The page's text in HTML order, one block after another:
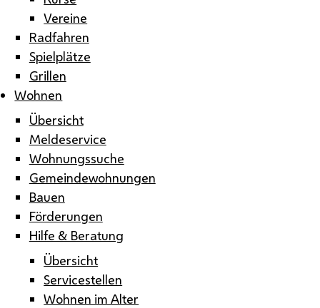
Vereine
Radfahren
Spielplätze
Grillen
Wohnen
Übersicht
Meldeservice
Wohnungssuche
Gemeindewohnungen
Bauen
Förderungen
Hilfe & Beratung
Übersicht
Servicestellen
Wohnen im Alter